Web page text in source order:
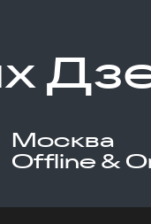
Москва
Offline &